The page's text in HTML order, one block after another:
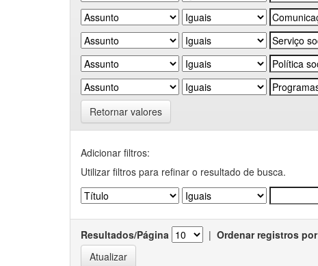
Retornar valores
Adicionar filtros:
Utilizar filtros para refinar o resultado de busca.
Resultados/Página | Ordenar registros por